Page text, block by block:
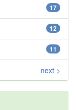
17
12
11
next >